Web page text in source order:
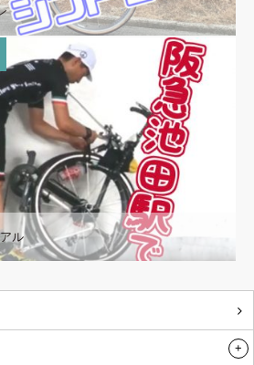
ル